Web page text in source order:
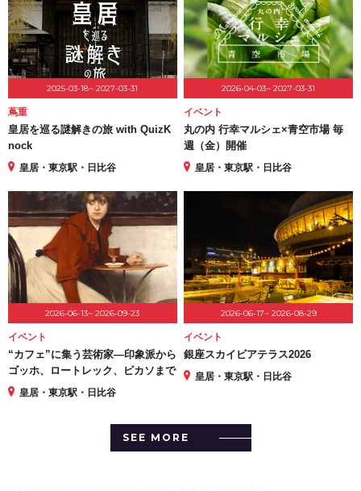
2025-03-18~ 2027-03-31
蔦重
皇居を巡る謎解きの旅 with QuizK
nock
皇居・東京駅・日比谷
2026-04-03~ 2027-03-31
イベント
丸の内 行幸マルシェ×青空市場 毎
週（金）開催
皇居・東京駅・日比谷
2026-06-13~ 2026-09-23
イベント
“カフェ”に集う芸術家―印象派から
ゴッホ、ロートレック、ピカソまで
皇居・東京駅・日比谷
2026-06-17~ 2026-08-29
イベント
銀座スカイビアテラス2026
皇居・東京駅・日比谷
SEE MORE